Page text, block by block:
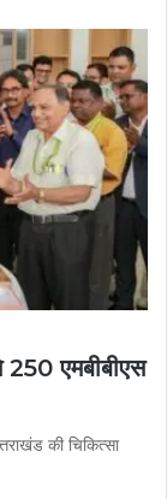
एमबीबीएस
की चिकित्सा